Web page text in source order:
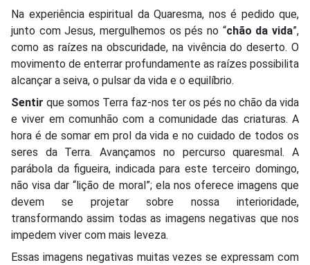
Na experiência espiritual da Quaresma, nos é pedido que,
junto com Jesus, mergulhemos os pés no “chão da vida”,
como as raízes na obscuridade, na vivência do deserto. O
movimento de enterrar profundamente as raízes possibilita
alcançar a seiva, o pulsar da vida e o equilíbrio.
Sentir que somos Terra faz-nos ter os pés no chão da vida
e viver em comunhão com a comunidade das criaturas. A
hora é de somar em prol da vida e no cuidado de todos os
seres da Terra. Avançamos no percurso quaresmal. A
parábola da figueira, indicada para este terceiro domingo,
não visa dar “lição de moral”; ela nos oferece imagens que
devem se projetar sobre nossa interioridade,
transformando assim todas as imagens negativas que nos
impedem viver com mais leveza.
Essas imagens negativas muitas vezes se expressam com